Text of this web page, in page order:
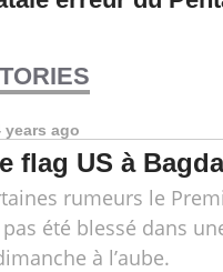
years ago
flag US à
rumeurs le
pas été blessé dans
à l’aube.